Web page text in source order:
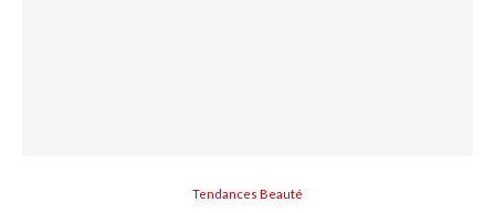
Tendances Beauté